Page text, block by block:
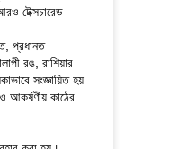
টেক্সচারেড
প্রধানত
রঙ, রাশিয়ার
সংজ্ঞায়িত হয়
আকর্ষণীয় কাঠের